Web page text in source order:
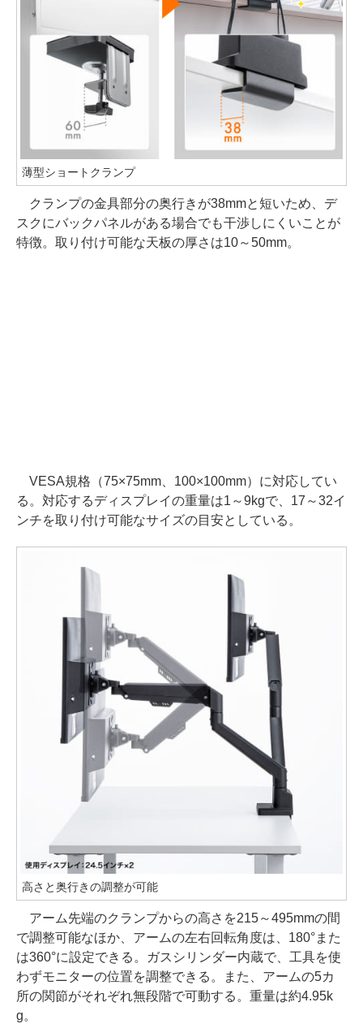
薄型ショートクランプ
クランプの金具部分の奥行きが38mmと短いため、デ
スクにバックパネルがある場合でも干渉しにくいことが
特徴。取り付け可能な天板の厚さは10～50mm。
VESA規格（75×75mm、100×100mm）に対応してい
る。対応するディスプレイの重量は1～9kgで、17～32イ
ンチを取り付け可能なサイズの目安としている。
高さと奥行きの調整が可能
アーム先端のクランプからの高さを215～495mmの間
で調整可能なほか、アームの左右回転角度は、180°また
は360°に設定できる。ガスシリンダー内蔵で、工具を使
わずモニターの位置を調整できる。また、アームの5カ
所の関節がそれぞれ無段階で可動する。重量は約4.95k
g。